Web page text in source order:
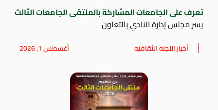
تعرف على الجامعات المشاركة بالملتقى الجامعات الثالث
يسر مجلس إدارة النادي بالتعاون
أخبار اللجنه الثقافيه أغسطس 1, 2026